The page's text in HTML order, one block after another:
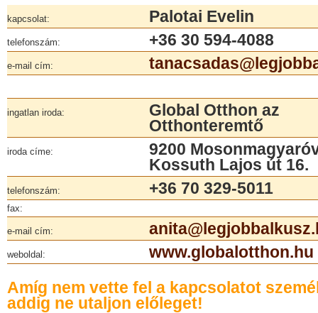
kapcsolat: Palotai Evelin
telefonszám: +36 30 594-4088
e-mail cím:
ingatlan iroda:
Global Otthon az
Otthonteremtő
iroda címe:
9200
Kossuth Lajos út 16.
telefonszám: +36 70 329-5011
fax:
e-mail cím:
weboldal:
www.globalotthon.hu
Amíg nem vette fel a kapcsolatot
addig ne utaljon előleget!